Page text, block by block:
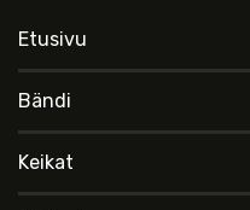
Etusivu
Bändi
Keikat